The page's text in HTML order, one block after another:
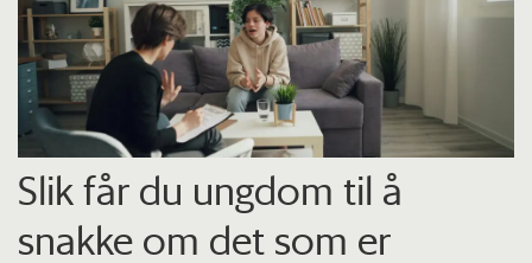
Slik får du ungdom til å
snakke om det som er